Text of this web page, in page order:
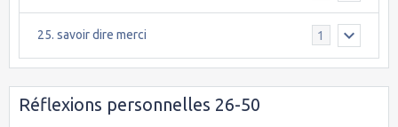
25. savoir dire merci 1
Réflexions personnelles 26-50